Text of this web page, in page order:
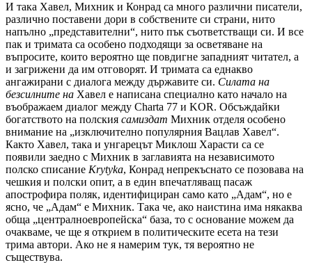
И така Хавел, Михник и Конрад са много различни писатели,
различно поставени дори в собствените си страни, нито
напълно „представителни“, нито пък съответстващи си. И все
пак и тримата са особено подходящи за осветяване на
въпросите, които вероятно ще повдигне западният читател, а
и загрижени да им отговорят. И тримата са еднакво
ангажирани с диалога между държавите си. Силата на
безсилните на Хавел е написана специално като начало на
въображаем диалог между Charta 77 и KOR. Обсъждайки
богатството на полския самиздат Михник отделя особено
внимание на „изключително популярния Вацлав Хавел“.
Както Хавел, така и унгарецът Миклош Харасти са се
появили заедно с Михник в заглавията на независимото
полско списание Krytyka, Конрад непрекъснато се позовава на
чешкия и полски опит, а в един впечатляващ пасаж
апострофира поляк, идентифициран само като „Адам“, но е
ясно, че „Адам“ е Михник. Така че, ако наистина има някаква
обща „централноевропейска“ база, то с основание можем да
очакваме, че ще я открием в политическите есета на тези
трима автори. Ако не я намерим тук, тя вероятно не
съществува.